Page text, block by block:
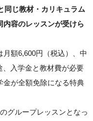
同じ教材・カリキュラム
内容のレッスンが受けら
額6,600円（税込）、中
、入学金と教材費が必要
が全額免除になる特典
グループレッスンとなっ